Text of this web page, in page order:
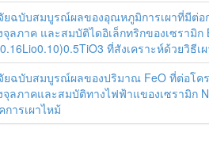
ยฉบับสมบูรณ์ผลของอุณหภูมิการเผาที่มีต่อ
จุลภาค และสมบัติไดอิเล็กทริกของเซรามิก
ที่สังเคราะห์ด้วยวิธีเ
ยฉบับสมบูรณ์ผลของปริมาณ FeO ที่ต่อโคร
จุลภาคและสมบัติทางไฟฟ้าแของเซรามิก
การเผาไหม้